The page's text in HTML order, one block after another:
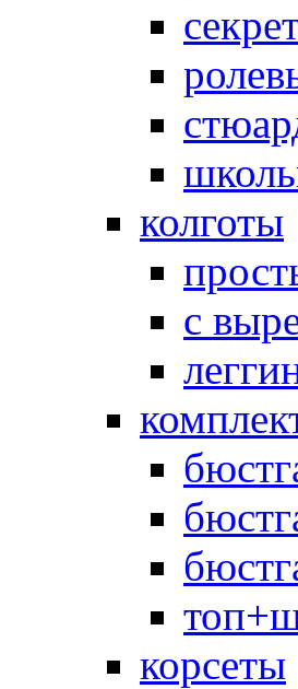
колготы
с
корсеты